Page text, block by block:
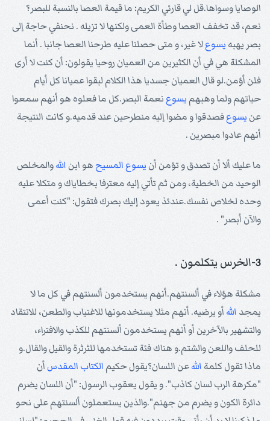
الوصايا وسواها.قل لي قارئي الكريم: ما قيمة العصا بالنسبة للبصر؟
نعم، قد تخفف العصا وطأة العمى ولكنها لا تزيله . نحنفي حاجة إلى
بصر يهبه يسوعلا غير، و متى حصلنا عليه طرحنا العصا جانبا . أنما
المشكلة هي في أن الكثيرين من العميان روحيا يقولون: أن كنت لا أرى
فلن أؤمن.لو قال العميان جسديا هذا الكلام لبقوا عميانا كل أيام
حياتهم ولما وهبهم يسوع نعمة البصر.كل ما فعلوه هو أنهم سمعوا
عن يسوعفصدقوا و مضوا إليه منطرحين عند قدميه.و كانت النتيجة
أنهم عادوا مبصرين .
ما عليك ألا أن تصدق و تؤمن أن يسوع المسيح هو ابن اللهوالمخلص
الوحيد من الخطية، ومن ثم تأتي إليه معترفا بخطاياك و متكلا عليه
وحده لخلاص نفسك.عندئذ يعود إليك بصرك فتقول: "كنت أعمى
والآن أبصر" .
3-الخرس يتكلمون .
مشكلة هؤلاء في ألسنتهم.أنهم يستخدمون ألسنتهم في كل ما لا
يمجد الله أو يرضيه. أنهم مثلا يستخدمونها للاغتياب والطعن، للانتقاد
والتشهير بالآخرين أو أنهم يستخدمون ألسنتهم للكذب والافتراء،
للحلف واللعن والشتم.و هناك فئة تستخدمها للثرثرة والقيل والقال.و
ماذا تقول كلمة اللهعن اللسان؟يقول حكيم الكتاب المقدس أن
"مكرهة الرب لسان كاذب". و يقول يعقوب الرسول: "أن اللسان يضرم
دائرة الكون و يضرم من جهنم".والذين يستعملون ألسنتهم على نحو